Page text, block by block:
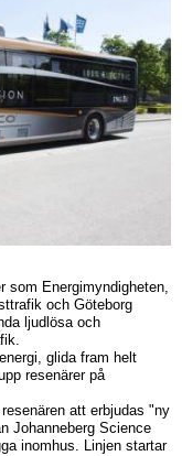
som Energimyndigheten,
och Göteborg
ljudlösa och
glida fram helt
resenärer på
att erbjudas "ny
Johanneberg Science
inomhus. Linjen startar